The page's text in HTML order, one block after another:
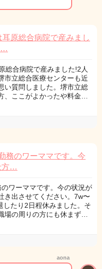
原総合病院で産みまし
…
総合病院で産みました!2人
市立総合医療センターも近
い質問しました。堺市立総
、ここがよかったや料金…
務のワーママです。今
方…
ワーママです。今の状況が
き出させてください。7w〜
したり2日程休みました。そ
場の周りの方にも休まず…
aona